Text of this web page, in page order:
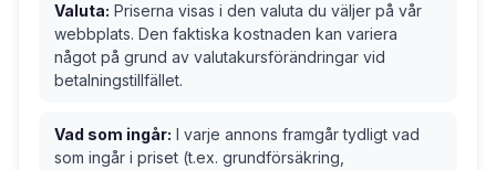
Valuta: Priserna visas i den valuta du väljer på vår
webbplats. Den faktiska kostnaden kan variera
något på grund av valutakursförändringar vid
betalningstillfället.
Vad som ingår: I varje annons framgår tydligt vad
som ingår i priset (t.ex. grundförsäkring,